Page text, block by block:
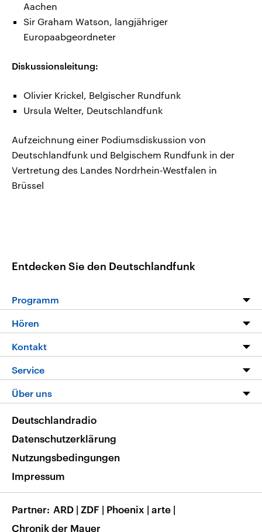
Aachen
Sir Graham Watson, langjähriger
Europaabgeordneter
Diskussionsleitung:
Olivier Krickel, Belgischer Rundfunk
Ursula Welter, Deutschlandfunk
Aufzeichnung einer Podiumsdiskussion von
Deutschlandfunk und Belgischem Rundfunk in der
Vertretung des Landes Nordrhein-Westfalen in
Brüssel
Entdecken Sie den Deutschlandfunk
Programm
Programm
Die Nachrichten
Nachrichtenleicht
Neue Beiträge auf dlf.de
Hören
Livestream
Podcasts
Deutschlandfunk App
Nachrichten App
Frequenzen
Kontakt
Hörerservice
Service
FAQ
Veranstaltungen
Musikliste
RSS
Über uns
Barrierefreiheit
Deutschlandradio
Datenschutzerklärung
Nutzungsbedingungen
Impressum
Partner ARD | ZDF | Phoenix | arte |
Chronik der Mauer